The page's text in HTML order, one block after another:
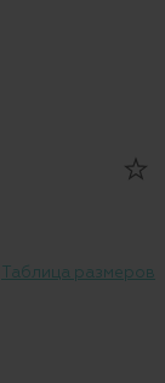
Таблица размеров